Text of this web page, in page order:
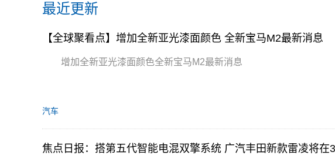
最近更新
【全球聚看点】增加全新亚光漆面颜色 全新宝马M2最新消息
增加全新亚光漆面颜色全新宝马M2最新消息
汽车
焦点日报：搭第五代智能电混双擎系统 广汽丰田新款雷凌将在